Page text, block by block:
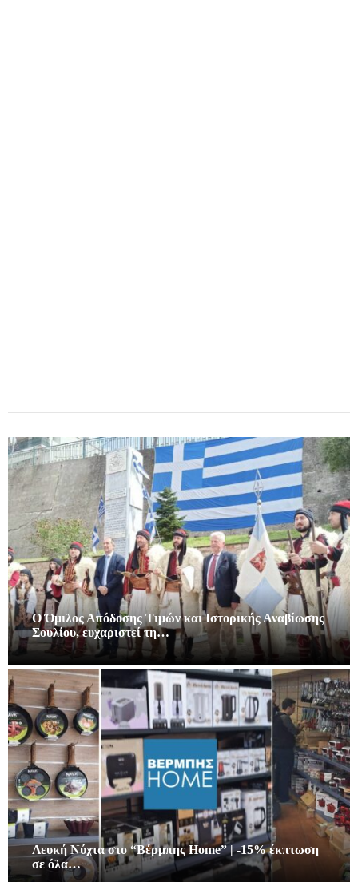
Ο Όμιλος Απόδοσης Τιμών και Ιστορικής Αναβίωσης
Σουλίου, ευχαριστεί τη…
Λευκή Νύχτα στο “Βέρμπης Home” | -15% έκπτωση
σε όλα…